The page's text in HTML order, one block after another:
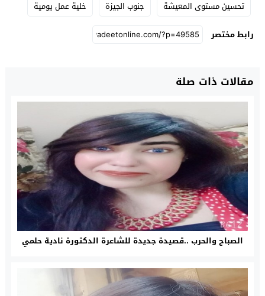
تحسين مستوى المعيشة
جنوب الجيزة
خلية عمل يومية
رابط مختصر
مقالات ذات صلة
الصباح والحرب ..قصيدة جديدة للشاعرة الدكتورة نادية حلمي